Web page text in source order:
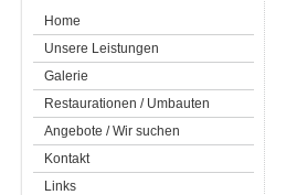
Home
Unsere Leistungen
Galerie
Restaurationen / Umbauten
Angebote / Wir suchen
Kontakt
Links